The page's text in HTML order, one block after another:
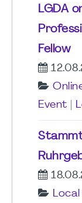
LGDA
Fellow
Event